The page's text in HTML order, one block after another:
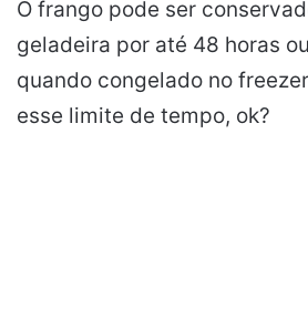
O frango pode ser
geladeira por até 48 horas
quando congelado no
esse limite de tempo, ok?